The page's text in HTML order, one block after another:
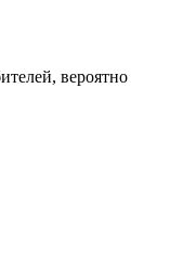
вероятно